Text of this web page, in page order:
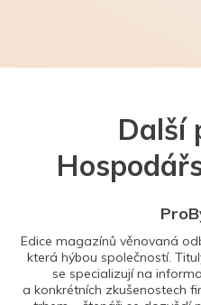
Další
Edice magazínů věnovaná
která hýbou společností.
se specializují na
a konkrétních zkušenostech